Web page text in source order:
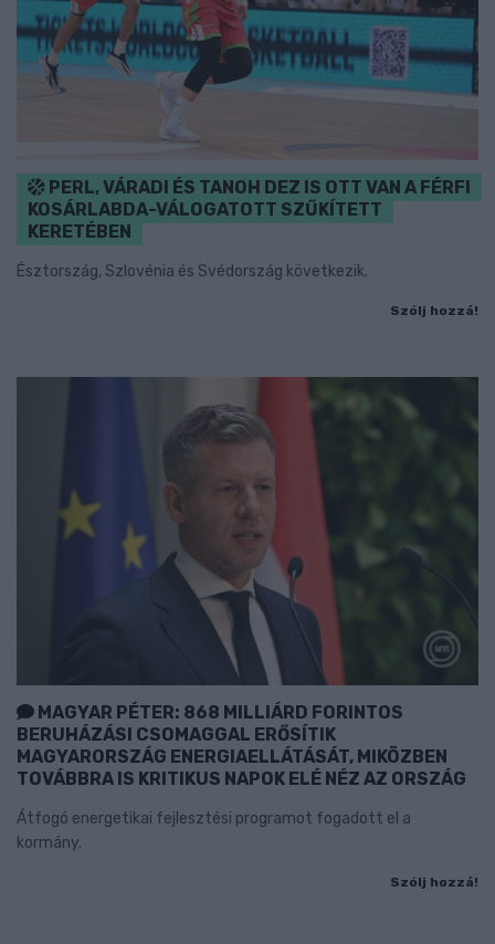
PERL, VÁRADI ÉS TANOH DEZ IS OTT VAN A FÉRFI
KOSÁRLABDA-VÁLOGATOTT SZŰKÍTETT
KERETÉBEN
Észtország, Szlovénia és Svédország következik.
Szólj hozzá!
MAGYAR PÉTER: 868 MILLIÁRD FORINTOS
BERUHÁZÁSI CSOMAGGAL ERŐSÍTIK
MAGYARORSZÁG ENERGIAELLÁTÁSÁT, MIKÖZBEN
TOVÁBBRA IS KRITIKUS NAPOK ELÉ NÉZ AZ ORSZÁG
Átfogó energetikai fejlesztési programot fogadott el a
kormány.
Szólj hozzá!